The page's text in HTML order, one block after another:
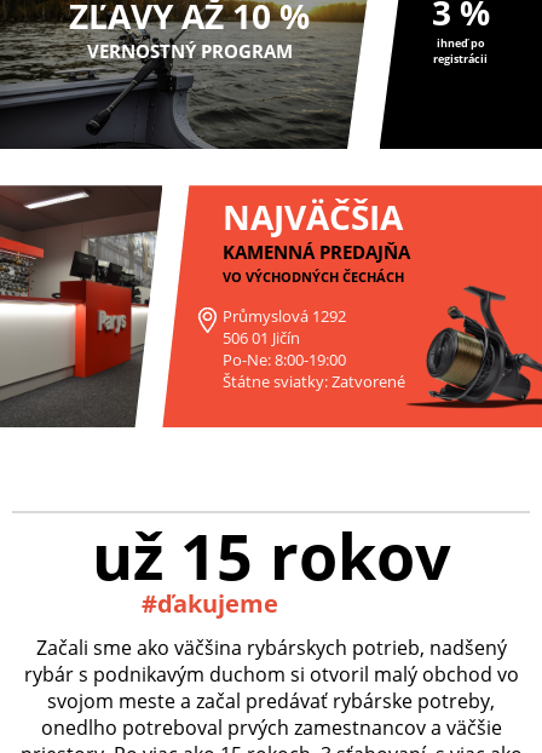
ZĽAVY AŽ 10 %
VERNOSTNÝ PROGRAM
3 %
ihneď po
registrácii
NAJVÄČŠIA
KAMENNÁ PREDAJŇA
VO VÝCHODNÝCH ČECHÁCH
Průmyslová 1292
506 01 Jičín
Po-Ne: 8:00-19:00
Štátne sviatky: Zatvorené
už 15 rokov
#ďakujeme
Začali sme ako väčšina rybárskych potrieb, nadšený
rybár s podnikavým duchom si otvoril malý obchod vo
svojom meste a začal predávať rybárske potreby,
onedlho potreboval prvých zamestnancov a väčšie